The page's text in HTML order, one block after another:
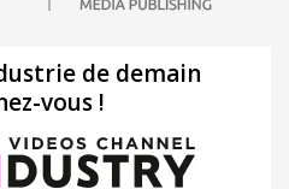
de demain
vous !